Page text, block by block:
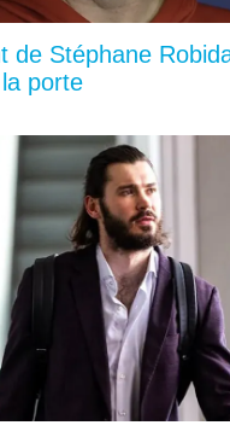
de Stéphane
porte